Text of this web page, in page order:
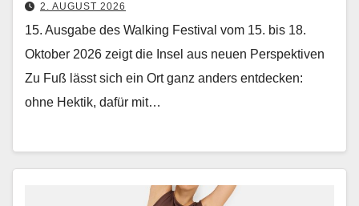
2. AUGUST 2026
15. Ausgabe des Walking Festival vom 15. bis 18.
Oktober 2026 zeigt die Insel aus neuen Perspektiven
Zu Fuß lässt sich ein Ort ganz anders ent­deck­en:
ohne Hek­tik, dafür mit…